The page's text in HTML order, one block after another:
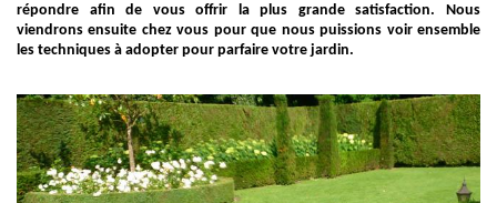
répondre afin de vous offrir la plus grande satisfaction. Nous
viendrons ensuite chez vous pour que nous puissions voir ensemble
les techniques à adopter pour parfaire votre jardin.